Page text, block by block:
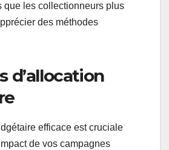
que les collectionneurs plus
des méthodes
d’allocation
efficace est cruciale
de vos campagnes